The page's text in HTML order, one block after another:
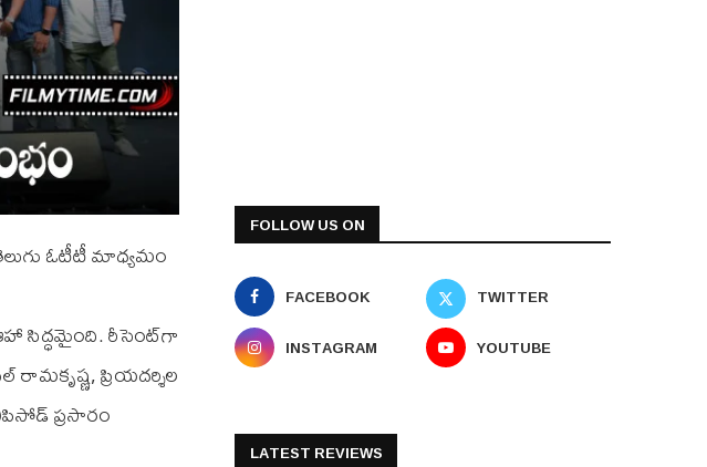
ఓటీటీ మాధ్య‌మం
సిద్ధమైంది. రీసెంట్‌గా
రామకృష్ణ, ప్రియదర్శిల
ప్రసారం
FOLLOW US ON
FACEBOOK
TWITTER
INSTAGRAM
YOUTUBE
LATEST REVIEWS